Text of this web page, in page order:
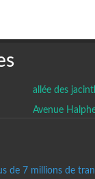
allée des
Avenue
de 7 millions de